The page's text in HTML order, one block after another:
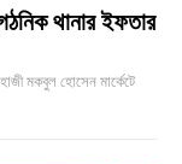
থানার ইফতার
মকবুল হোসেন মার্কেটে